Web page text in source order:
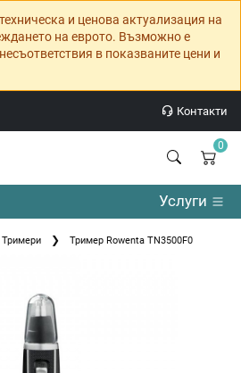
и ценова актуализация на
на еврото. Възможно е
в показваните цени и
Контакти
0
Услуги
Тримери Тример Rowenta TN3500F0